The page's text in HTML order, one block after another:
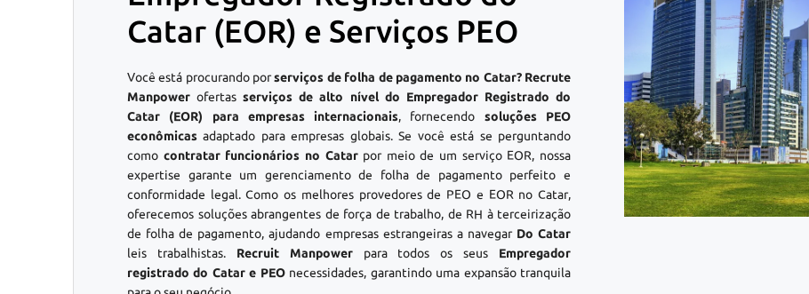
Catar (EOR) e Serviços PEO
Você está procurando porserviços de folha de pagamento no Catar? Recrute
Manpower ofertasserviços de alto nível do Empregador Registrado do
Catar (EOR) para empresas internacionais, fornecendo soluções PEO
econômicas adaptado para empresas globais. Se você está se perguntando
como contratar funcionários no Catarpor meio de um serviço EOR, nossa
expertise garante um gerenciamento de folha de pagamento perfeito e
conformidade legal. Como os melhores provedores de PEO e EOR no Catar,
oferecemos soluções abrangentes de força de trabalho, de RH à terceirização
de folha de pagamento, ajudando empresas estrangeiras a navegar Do Catar
leis trabalhistas. Recruit Manpowerpara todos os seus Empregador
registrado do Catar e PEOnecessidades, garantindo uma expansão tranquila